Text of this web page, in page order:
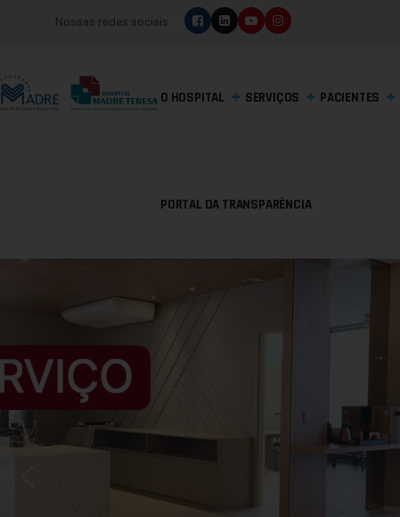
Nossas redes sociais
O HOSPITAL SERVIÇOS PACIENTES
PORTAL DA TRANSPARÊNCIA